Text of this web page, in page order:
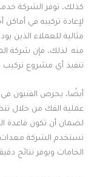
كذلك، توفر الشركة
لإعادة تركيبه في
مثالية للعملاء الذين
منه. لذلك، فإن شركة
تنفيذ أي مشروع تركيب
أيضًا، يحرص الفنيون
عملية الفك من خلال
لضمان أن تكون قاعدة
تستخدم الشركة
الخامات ويوفر نتائج